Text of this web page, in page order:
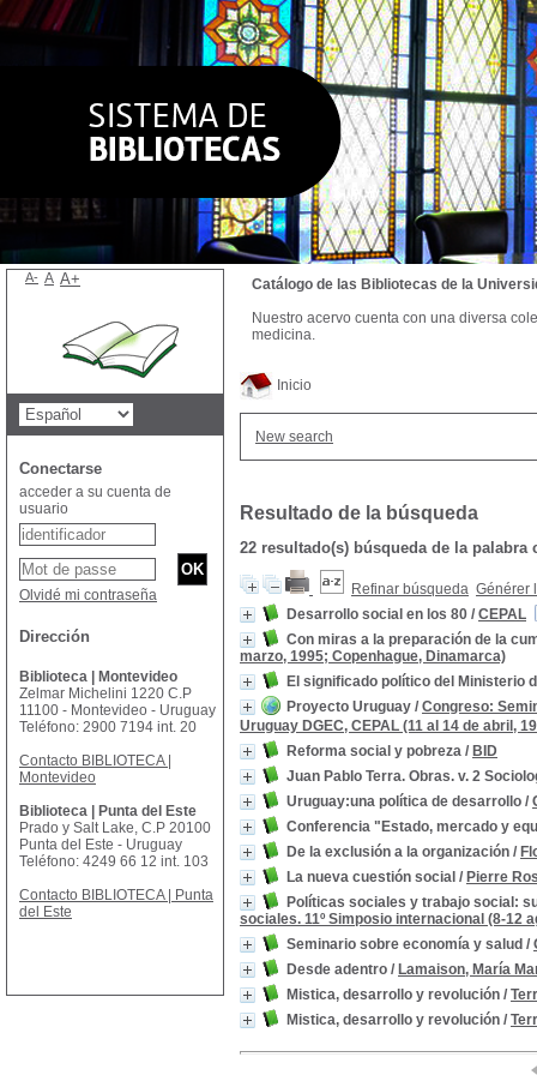
Inicio
New search
Resultado de la búsqueda
22 resultado(s) búsqueda de la palabra
Refinar búsqueda Générer
Desarrollo social en los 80 / CEPAL
Con miras a la preparación de la
marzo, 1995; Copenhague, Dinamarca)
El significado político del Ministerio
Proyecto Uruguay / Congreso:
Uruguay DGEC, CEPAL (11 al 14 de abril,
Reforma social y pobreza / BID
Juan Pablo Terra. Obras. v. 2
Uruguay:una política de desarrollo /
Conferencia "Estado, mercado y
De la exclusión a la organización /
La nueva cuestión social / Pierre
Políticas sociales y trabajo social:
sociales. 11º Simposio internacional (8-12
Seminario sobre economía y salud /
Desde adentro / Lamaison, María
Mistica, desarrollo y revolución /
Mistica, desarrollo y revolución /
Catálogo de las Bibliotecas de la
Nuestro acervo cuenta con una diversa
medicina.
A- A A+
Conectarse
acceder a su cuenta de
usuario
Olvidé mi contraseña
Dirección
Biblioteca | Montevideo
Zelmar Michelini 1220 C.P
11100 - Montevideo - Uruguay
Teléfono: 2900 7194 int. 20
Contacto BIBLIOTECA |
Montevideo
Biblioteca | Punta del Este
Prado y Salt Lake, C.P 20100
Punta del Este - Uruguay
Teléfono: 4249 66 12 int. 103
Contacto BIBLIOTECA | Punta
del Este